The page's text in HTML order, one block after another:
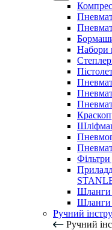
Набори
Шланги
Шланги
Ручний
Ручний